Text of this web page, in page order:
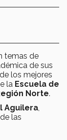
temas de
de sus
los mejores
la Escuela de
Norte.
Aguilera
las